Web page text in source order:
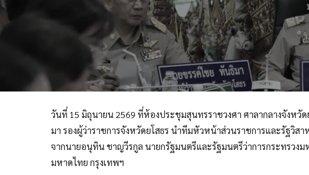
วันที่ 15 มิถุนายน 2569 ที่ห้องประชุมสุนทรราชวงศา ศาลากลางจังหวั
มา รองผู้ว่าราชการจังหวัดยโสธร นำทีมหัวหน้าส่วนราชการและรัฐวิ
จากนายอนุทิน ชาญวีรกูล นายกรัฐมนตรีและรัฐมนตรีว่าการกระทรวง
มหาดไทย กรุงเทพฯ